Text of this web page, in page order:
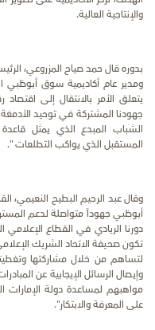
والإنتاجية العالية.
بدوره قال حمد صياح المزروعي،
ومدير عام أكاديمية سوق أبوظبي
يتعلق الأمر بالانتقال إلى
جهودنا المشتركة في توحيد
الشباب المبدع الذي يمثل
المستقبل الذي يواكب التطلعات ".
وقال عبد الرحيم البطيح النعيمي،
أبوظبي جهوداً متواصلة لدعم
دورنا الريادي في القطاع
تكون صحيفة الاتحاد الشريك
لتساهم من خلال مشاركتها
وإيصال الرسائل الإيجابية عن
مواهبهم لمساعدة دولة الإمارات
على المعرفة والابتكار".